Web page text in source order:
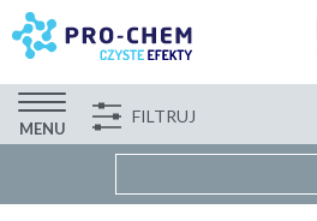
MENU
FILTRUJ